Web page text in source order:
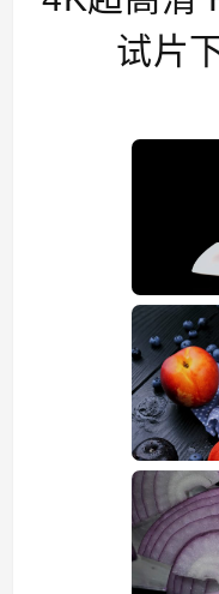
试片